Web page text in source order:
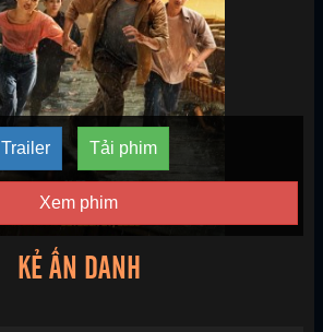
Trailer Tải phim
Xem phim
KẺ ẨN DANH